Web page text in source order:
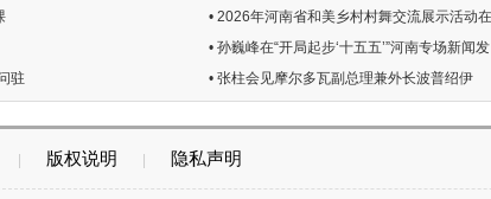
• 2026年河南省和美乡村村舞交流展示活动
• 孙巍峰在“开局起步‘十五五’”河南专场新闻发
驻
• 张柱会见摩尔多瓦副总理兼外长波普绍伊
版权说明 隐私声明